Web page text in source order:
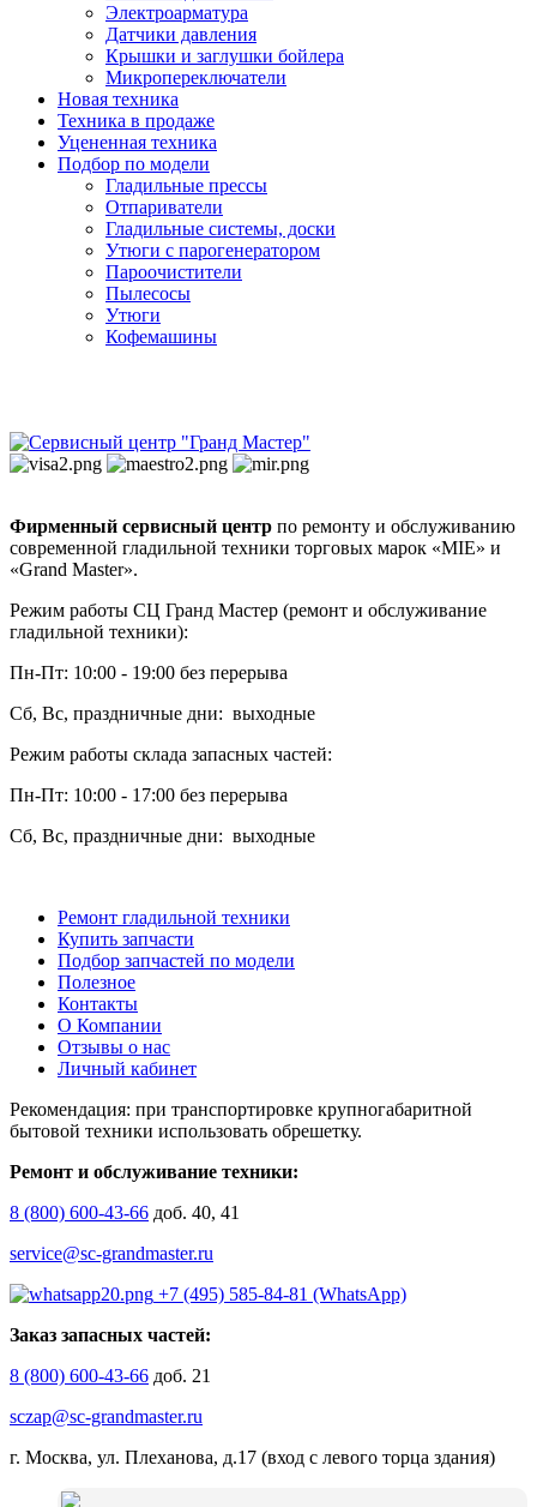
Электроарматура
Датчики давления
Крышки и заглушки бойлера
Микропереключатели
Новая техника
Техника в продаже
Уцененная техника
Подбор по модели
Гладильные прессы
Отпариватели
Гладильные системы, доски
Утюги с парогенератором
Пароочистители
Пылесосы
Утюги
Кофемашины
Фирменный сервисный центр по ремонту и обслуживанию
современной гладильной техники торговых марок «MIE» и
«Grand Master».
Режим работы СЦ Гранд Мастер (ремонт и обслуживание
гладильной техники):
Пн-Пт: 10:00 - 19:00 без перерыва
Сб, Вс, праздничные дни: выходные
Режим работы склада запасных частей:
Пн-Пт: 10:00 - 17:00 без перерыва
Сб, Вс, праздничные дни: выходные
Ремонт гладильной техники
Купить запчасти
Подбор запчастей по модели
Полезное
Контакты
О Компании
Отзывы о нас
Личный кабинет
Рекомендация: при транспортировке крупногабаритной
бытовой техники использовать обрешетку.
Ремонт и обслуживание техники:
8 (800) 600-43-66 доб. 40, 41
service@sc-grandmaster.ru
+7 (495) 585-84-81 (WhatsApp)
Заказ запасных частей:
8 (800) 600-43-66 доб. 21
sczap@sc-grandmaster.ru
г. Москва, ул. Плеханова, д.17 (вход с левого торца здания)